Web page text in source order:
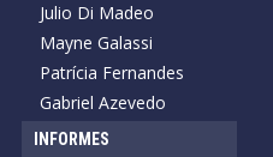
Julio Di Madeo
Mayne Galassi
Patrícia Fernandes
Gabriel Azevedo
INFORMES